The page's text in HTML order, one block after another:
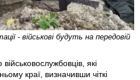
- військові будуть на передовій
які
краї, визначивши чіткі